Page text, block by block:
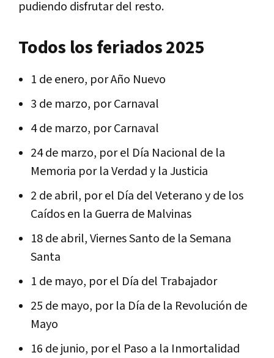
pudiendo disfrutar del resto.
Todos los feriados 2025
1 de enero, por Año Nuevo
3 de marzo, por Carnaval
4 de marzo, por Carnaval
24 de marzo, por el Día Nacional de la
Memoria por la Verdad y la Justicia
2 de abril, por el Día del Veterano y de los
Caídos en la Guerra de Malvinas
18 de abril, Viernes Santo de la Semana
Santa
1 de mayo, por el Día del Trabajador
25 de mayo, por la Día de la Revolución de
Mayo
16 de junio, por el Paso a la Inmortalidad